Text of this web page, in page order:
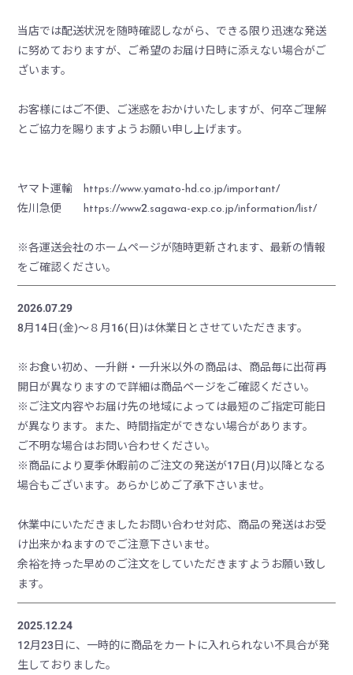
当店では配送状況を随時確認しながら、できる限り迅速な発送
に努めておりますが、ご希望のお届け日時に添えない場合がご
ざいます。
お客様にはご不便、ご迷惑をおかけいたしますが、何卒ご理解
とご協力を賜りますようお願い申し上げます。
ヤマト運輸 https://www.yamato-hd.co.jp/important/
佐川急便 https://www2.sagawa-exp.co.jp/information/list/
※各運送会社のホームページが随時更新されます、最新の情報
をご確認ください。
2026.07.29
8月14日(金)～８月16(日)は休業日とさせていただきます。
※お食い初め、一升餅・一升米以外の商品は、商品毎に出荷再
開日が異なりますので詳細は商品ページをご確認ください。
※ご注文内容やお届け先の地域によっては最短のご指定可能日
が異なります。また、時間指定ができない場合があります。
ご不明な場合はお問い合わせください。
※商品により夏季休暇前のご注文の発送が17日(月)以降となる
場合もございます。あらかじめご了承下さいませ。
休業中にいただきましたお問い合わせ対応、商品の発送はお受
け出来かねますのでご注意下さいませ。
余裕を持った早めのご注文をしていただきますようお願い致し
ます。
2025.12.24
12月23日に、一時的に商品をカートに入れられない不具合が発
生しておりました。